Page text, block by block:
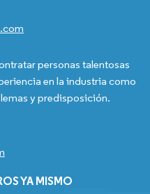
personas talentosas
en la industria como
y predisposición.
YA MISMO